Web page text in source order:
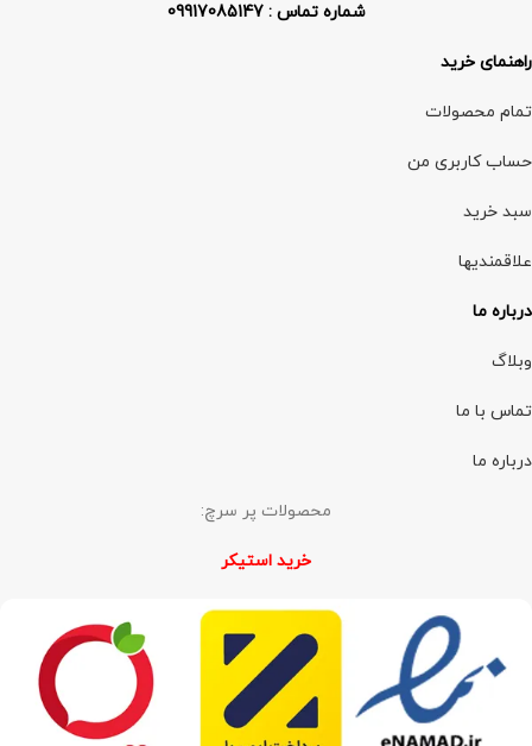
شماره تماس : 09917085147
راهنمای خرید
تمام محصولات
حساب کاربری من
سبد خرید
علاقمندیها
درباره ما
وبلاگ
تماس با ما
درباره ما
محصولات پر سرچ:
خرید استیکر